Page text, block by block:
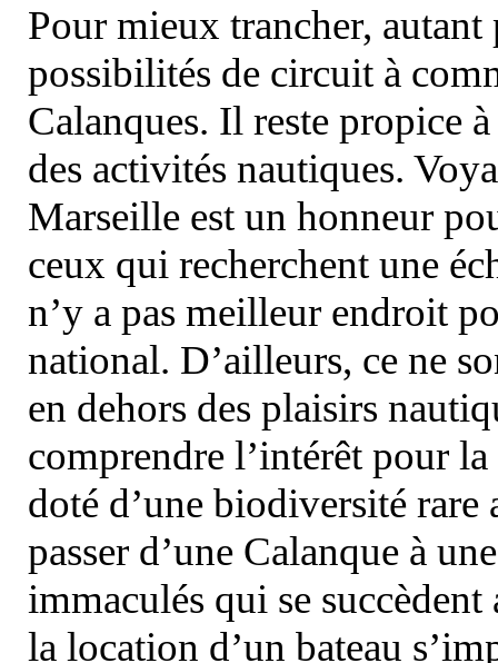
Pour mieux trancher, autant
possibilités de circuit à
Calanques. Il reste propice
des activités nautiques.
Marseille est un honneur
ceux qui recherchent une
n’y a pas meilleur endroit
national. D’ailleurs, ce ne
en dehors des plaisirs
comprendre l’intérêt pour
doté d’une biodiversité
passer d’une Calanque à
immaculés qui se
la location d’un bateau